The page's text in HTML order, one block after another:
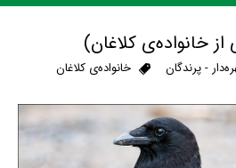
از خانواده‌ی کلاغان)
- پرندگان خانواده‌ی کلاغان